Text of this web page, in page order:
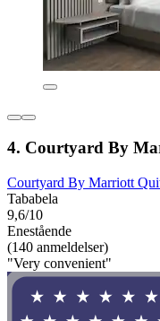
4. Courtyard By
Courtyard By Marriott
Tababela
9,6/10
Enestående
(140 anmeldelser)
"Very convenient"